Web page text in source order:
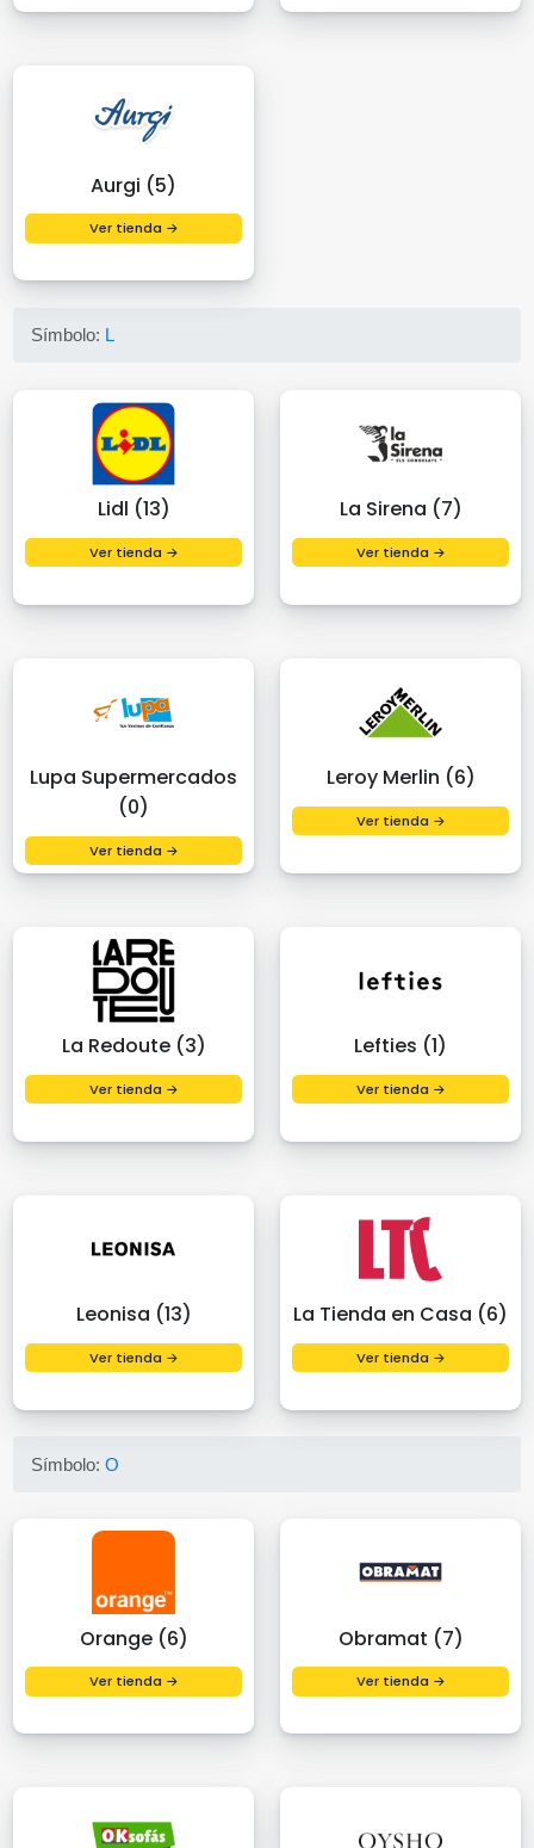
Aurgi (5)
Ver tienda →
Símbolo: L
Lidl (13)
Ver tienda →
La Sirena (7)
Ver tienda →
Lupa Supermercados
(0)
Ver tienda →
Leroy Merlin (6)
Ver tienda →
La Redoute (3)
Ver tienda →
Lefties (1)
Ver tienda →
Leonisa (13)
Ver tienda →
La Tienda en Casa (6)
Ver tienda →
Símbolo:O
Orange (6)
Ver tienda →
Obramat (7)
Ver tienda →